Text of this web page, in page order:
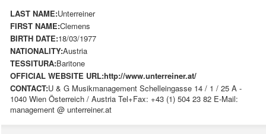
LAST NAME:Unterreiner
FIRST NAME:Clemens
BIRTH DATE:18/03/1977
NATIONALITY:Austria
TESSITURA:Baritone
OFFICIAL WEBSITE URL:http://www.unterreiner.at/
CONTACT:U & G Musikmanagement Schelleingasse 14 / 1 / 25 A -
1040 Wien Österreich / Austria Tel+Fax: +43 (1) 504 23 82 E-Mail:
management @ unterreiner.at